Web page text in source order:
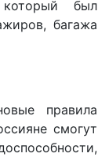
был
багажа
правила
смогут